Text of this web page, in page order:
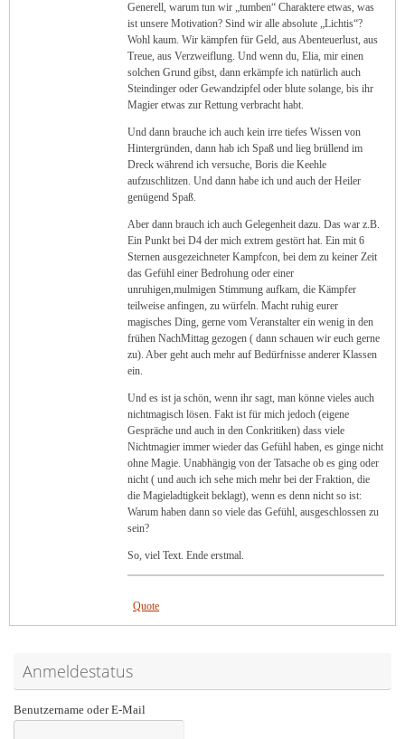
Generell, warum tun wir „tumben“ Charaktere etwas, was
ist unsere Motivation? Sind wir alle absolute „Lichtis“?
Wohl kaum. Wir kämpfen für Geld, aus Abenteuerlust, aus
Treue, aus Verzweiflung. Und wenn du, Elia, mir einen
solchen Grund gibst, dann erkämpfe ich natürlich auch
Steindinger oder Gewandzipfel oder blute solange, bis ihr
Magier etwas zur Rettung verbracht habt.
Und dann brauche ich auch kein irre tiefes Wissen von
Hintergründen, dann hab ich Spaß und lieg brüllend im
Dreck während ich versuche, Boris die Keehle
aufzuschlitzen. Und dann habe ich und auch der Heiler
genügend Spaß.
Aber dann brauch ich auch Gelegenheit dazu. Das war z.B.
Ein Punkt bei D4 der mich extrem gestört hat. Ein mit 6
Sternen ausgezeichneter Kampfcon, bei dem zu keiner Zeit
das Gefühl einer Bedrohung oder einer
unruhigen,mulmigen Stimmung aufkam, die Kämpfer
teilweise anfingen, zu würfeln. Macht ruhig eurer
magisches Ding, gerne vom Veranstalter ein wenig in den
frühen NachMittag gezogen ( dann schauen wir euch gerne
zu). Aber geht auch mehr auf Bedürfnisse anderer Klassen
ein.
Und es ist ja schön, wenn ihr sagt, man könne vieles auch
nichtmagisch lösen. Fakt ist für mich jedoch (eigene
Gespräche und auch in den Conkritiken) dass viele
Nichtmagier immer wieder das Gefühl haben, es ginge nicht
ohne Magie. Unabhängig von der Tatsache ob es ging oder
nicht ( und auch ich sehe mich mehr bei der Fraktion, die
die Magieladtigkeit beklagt), wenn es denn nicht so ist:
Warum haben dann so viele das Gefühl, ausgeschlossen zu
sein?
So, viel Text. Ende erstmal.
Quote
Anmeldestatus
Benutzername oder E-Mail